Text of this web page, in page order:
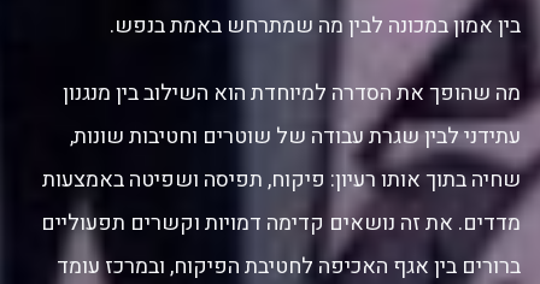
בין אמון במכונה לבין מה שמתרחש באמת בנפש.
מה שהופך את הסדרה למיוחדת הוא השילוב בין מנגנון
עתידני לבין שגרת עבודה של שוטרים וחטיבות שונות,
שחיה בתוך אותו רעיון: פיקוח, תפיסה ושפיטה באמצעות
מדדים. את זה נושאים קדימה דמויות וקשרים תפעוליים
ברורים בין אגף האכיפה לחטיבת הפיקוח, ובמרכז עומד